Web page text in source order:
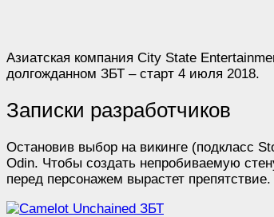
Азиатская компания City State
долгожданном ЗБТ – старт 4 июля 2018.
Записки разработчиков
Остановив выбор на викинге (подкласс
Odin. Чтобы создать непробиваемую
перед персонажем вырастет